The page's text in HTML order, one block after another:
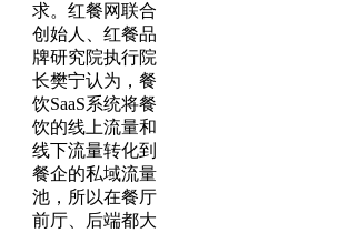
求。红餐网联合
创始人、红餐品
牌研究院执行院
长樊宁认为，餐
饮SaaS系统将餐
饮的线上流量和
线下流量转化到
餐企的私域流量
池，所以在餐厅
前厅、后端都大